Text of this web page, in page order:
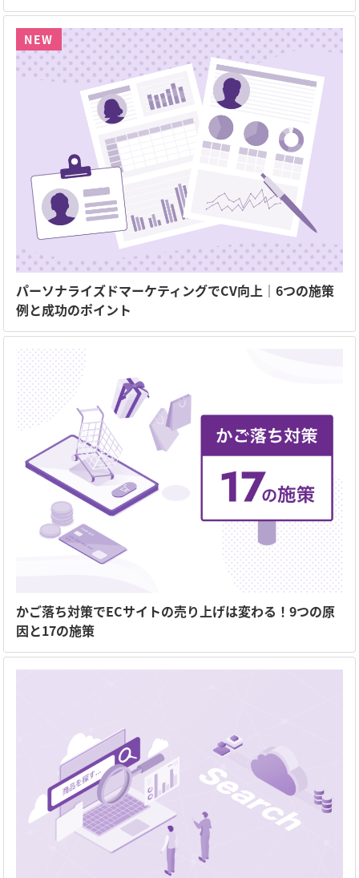
パーソナライズドマーケティングでCV向上｜6つの施策
例と成功のポイント
かご落ち対策でECサイトの売り上げは変わる！9つの原
因と17の施策